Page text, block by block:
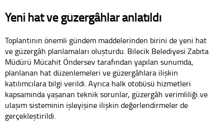
Yeni hat ve güzergâhlar anlatıldı
Toplantının önemli gündem maddelerinden birini de yeni hat
ve güzergâh planlamaları oluşturdu. Bilecik Belediyesi Zabıta
Müdürü Mücahit Öndersev tarafından yapılan sunumda,
planlanan hat düzenlemeleri ve güzergâhlara ilişkin
katılımcılara bilgi verildi. Ayrıca halk otobüsü hizmetleri
kapsamında yaşanan teknik sorunlar, güzergâh verimliliği ve
ulaşım sisteminin işleyişine ilişkin değerlendirmeler de
gerçekleştirildi.